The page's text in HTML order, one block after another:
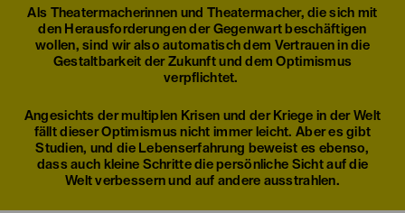
Als Theatermacherinnen und Theatermacher, die sich mit
den Herausforderungen der Gegenwart beschäftigen
wollen, sind wir also automatisch dem Vertrauen in die
Gestaltbarkeit der Zukunft und dem Optimismus
verpflichtet.
Angesichts der multiplen Krisen und der Kriege in der Welt
fällt dieser Optimismus nicht immer leicht. Aber es gibt
Studien, und die Lebenserfahrung beweist es ebenso,
dass auch kleine Schritte die persönliche Sicht auf die
Welt verbessern und auf andere ausstrahlen.